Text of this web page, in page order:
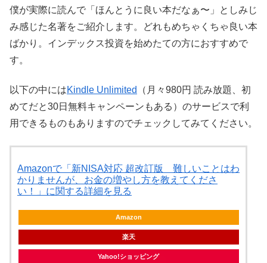
僕が実際に読んで「ほんとうに良い本だなぁ〜」としみじ
み感じた名著をご紹介します。どれもめちゃくちゃ良い本
ばかり。インデックス投資を始めたての方におすすめで
す。
以下の中にはKindle Unlimited
（月々980円 読み放題、初
めてだと30日無料キャンペーンもある）のサービスで利
用できるものもありますのでチェックしてみてください。
Amazonで「新NISA対応 超改訂版 難しいことはわ
かりませんが、お金の増やし方を教えてくださ
い！」に関する詳細を見る
Amazon
楽天
Yahoo!ショッピング